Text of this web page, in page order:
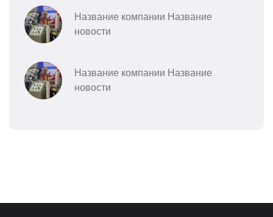
Название компании Название
новости
Название компании Название
новости